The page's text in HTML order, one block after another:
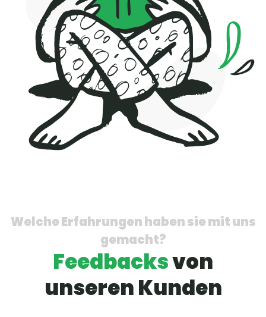
Welche Erfahrungen haben sie mit uns
gemacht?
Feedbacksvon
unseren Kunden